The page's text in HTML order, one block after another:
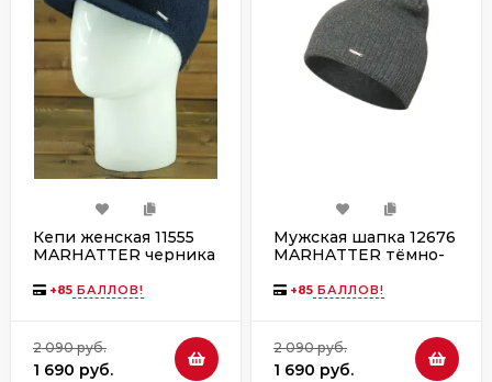
Кепи женская 11555
MARHATTER черника
+85 БАЛЛОВ!
2 090 руб.
1 690 руб.
Мужская шапка 12676
MARHATTER тёмно-
+85 БАЛЛОВ!
2 090 руб.
1 690 руб.